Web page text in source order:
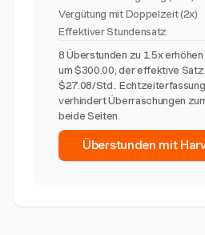
Vergütung mit Doppelzeit (2x)
Effektiver Stundensatz
8 Überstunden zu 1.5x
um $300.00; der effektive
$27.08/Std..
verhindert Überraschungen
beide Seiten.
Überstunden mit